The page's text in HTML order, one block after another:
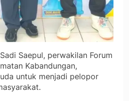
Saepul, perwakilan Forum
Kabandungan,
untuk menjadi pelopor